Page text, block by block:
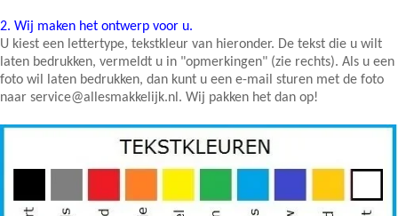
2. Wij maken het ontwerp voor u.
U kiest een lettertype, tekstkleur van hieronder. De tekst die u wilt
laten bedrukken, vermeldt u in "opmerkingen" (zie rechts). Als u een
foto wil laten bedrukken, dan kunt u een e-mail sturen met de foto
naar service@allesmakkelijk.nl. Wij pakken het dan op!